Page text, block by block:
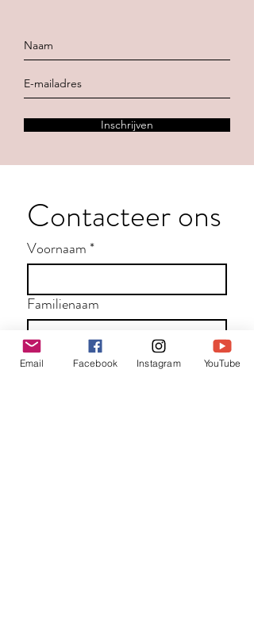
Inschrijven
Contacteer ons
Voornaam*
Familienaam
E-mail *
Email Facebook Instagram YouTube